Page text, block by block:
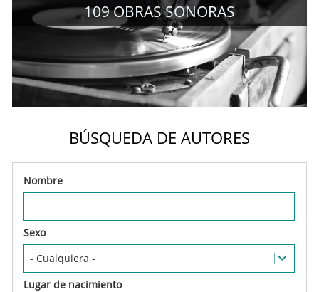
109OBRAS SONORAS
BÚSQUEDA DE AUTORES
Nombre
Sexo
Lugar de nacimiento